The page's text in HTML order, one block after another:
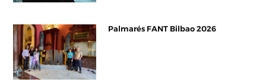
Palmarés FANT Bilbao 2026